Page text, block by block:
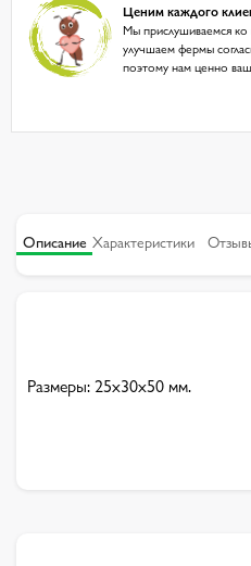
Ценим каждого
Мы прислушиваемся
улучшаем фермы
поэтому нам ценно
Описание Характеристики
Размеры: 25х30х50 мм.